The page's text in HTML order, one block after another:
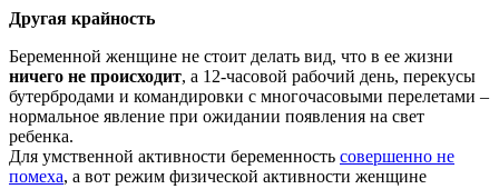
Другая крайность
Беременной женщине не стоит делать вид, что в ее жизни
ничего не происходит, а 12-часовой рабочий день, перекусы
бутербродами и командировки с многочасовыми перелетами –
нормальное явление при ожидании появления на свет
ребенка.
Для умственной активности беременность совершенно не
помеха, а вот режим физической активности женщине